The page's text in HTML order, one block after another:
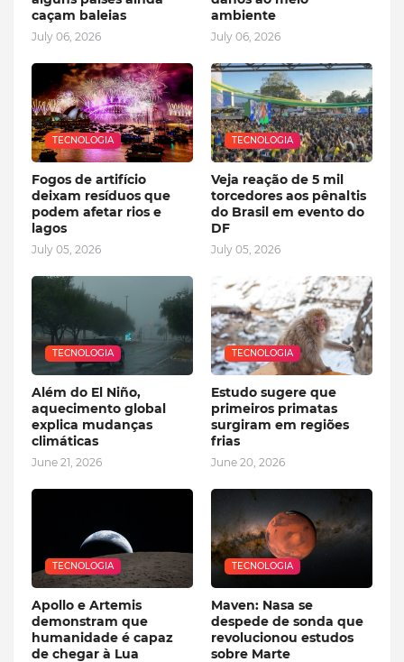
caçam baleias
July 06, 2026
ambiente
July 06, 2026
TECNOLOGIA
Fogos de artifício
deixam resíduos que
podem afetar rios e
lagos
July 05, 2026
TECNOLOGIA
Veja reação de 5 mil
torcedores aos pênaltis
do Brasil em evento do
DF
July 05, 2026
TECNOLOGIA
Além do El Niño,
aquecimento global
explica mudanças
climáticas
June 21, 2026
TECNOLOGIA
Estudo sugere que
primeiros primatas
surgiram em regiões
frias
June 20, 2026
TECNOLOGIA
Apollo e Artemis
demonstram que
humanidade é capaz
de chegar à Lua
TECNOLOGIA
Maven: Nasa se
despede de sonda que
revolucionou estudos
sobre Marte